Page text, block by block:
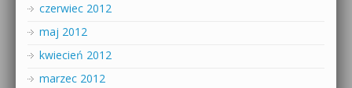
czerwiec 2012
maj 2012
kwiecień 2012
marzec 2012